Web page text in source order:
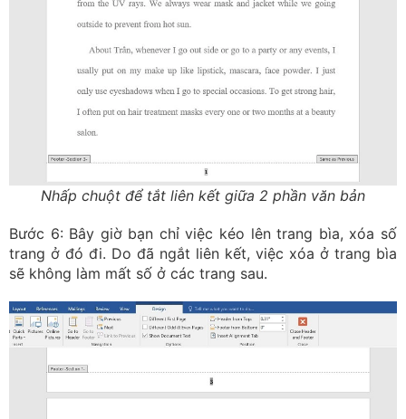
Nhấp chuột để tắt liên kết giữa 2 phần văn bản
Bước 6: Bây giờ bạn chỉ việc kéo lên trang bìa, xóa số
trang ở đó đi. Do đã ngắt liên kết, việc xóa ở trang bìa
sẽ không làm mất số ở các trang sau.